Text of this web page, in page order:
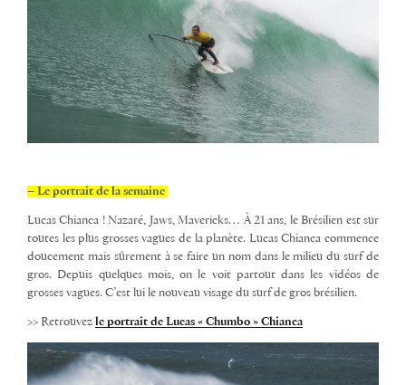
– Le portrait de la semaine
Lucas Chianca !Nazaré, Jaws, Mavericks… À 21 ans, le Brésilien est sur
toutes les plus grosses vagues de la planète. Lucas Chianca commence
doucement mais sûrement àse faire un nomdans le milieu du surf de
gros. Depuis quelques mois, on le voit partout dans les vidéosde
grosses vagues. C’est lui le nouveau visage du surf de gros brésilien.
>> Retrouvez le portrait de Lucas « Chumbo » Chianca